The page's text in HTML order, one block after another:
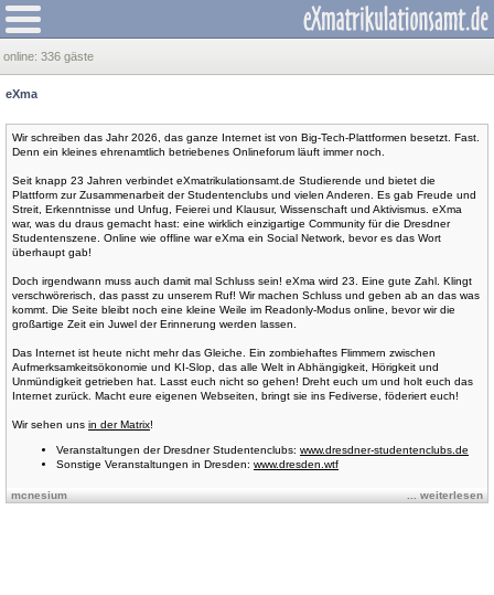
online: 336 gäste
eXma
Wir schreiben das Jahr 2026, das ganze Internet ist von Big-Tech-Plattformen besetzt. Fast.
Denn ein kleines ehrenamtlich betriebenes Onlineforum läuft immer noch.
Seit knapp 23 Jahren verbindet eXmatrikulationsamt.de Studierende und bietet die
Plattform zur Zusammenarbeit der Studentenclubs und vielen Anderen. Es gab Freude und
Streit, Erkenntnisse und Unfug, Feierei und Klausur, Wissenschaft und Aktivismus. eXma
war, was du draus gemacht hast: eine wirklich einzigartige Community für die Dresdner
Studentenszene. Online wie offline war eXma ein Social Network, bevor es das Wort
überhaupt gab!
Doch irgendwann muss auch damit mal Schluss sein! eXma wird 23. Eine gute Zahl. Klingt
verschwörerisch, das passt zu unserem Ruf! Wir machen Schluss und geben ab an das was
kommt. Die Seite bleibt noch eine kleine Weile im Readonly-Modus online, bevor wir die
großartige Zeit ein Juwel der Erinnerung werden lassen.
Das Internet ist heute nicht mehr das Gleiche. Ein zombiehaftes Flimmern zwischen
Aufmerksamkeitsökonomie und KI-Slop, das alle Welt in Abhängigkeit, Hörigkeit und
Unmündigkeit getrieben hat. Lasst euch nicht so gehen! Dreht euch um und holt euch das
Internet zurück. Macht eure eigenen Webseiten, bringt sie ins Fediverse, föderiert euch!
Wir sehen uns in der Matrix!
Veranstaltungen der Dresdner Studentenclubs: www.dresdner-studentenclubs.de
Sonstige Veranstaltungen in Dresden: www.dresden.wtf
mcnesium ... weiterlesen